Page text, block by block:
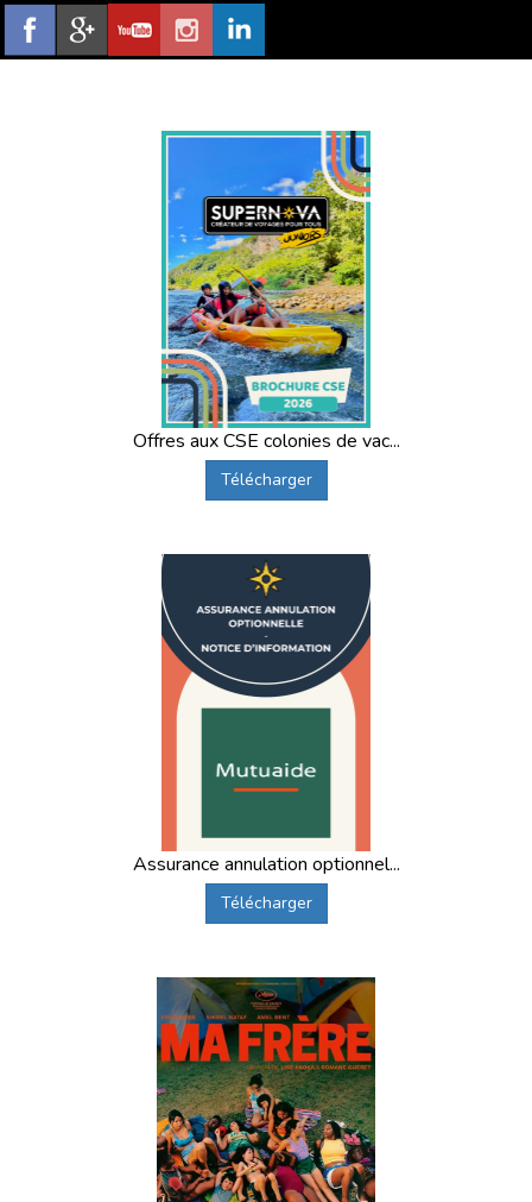
Offres aux CSE colonies de vac...
Télécharger
Assurance annulation optionnel...
Télécharger